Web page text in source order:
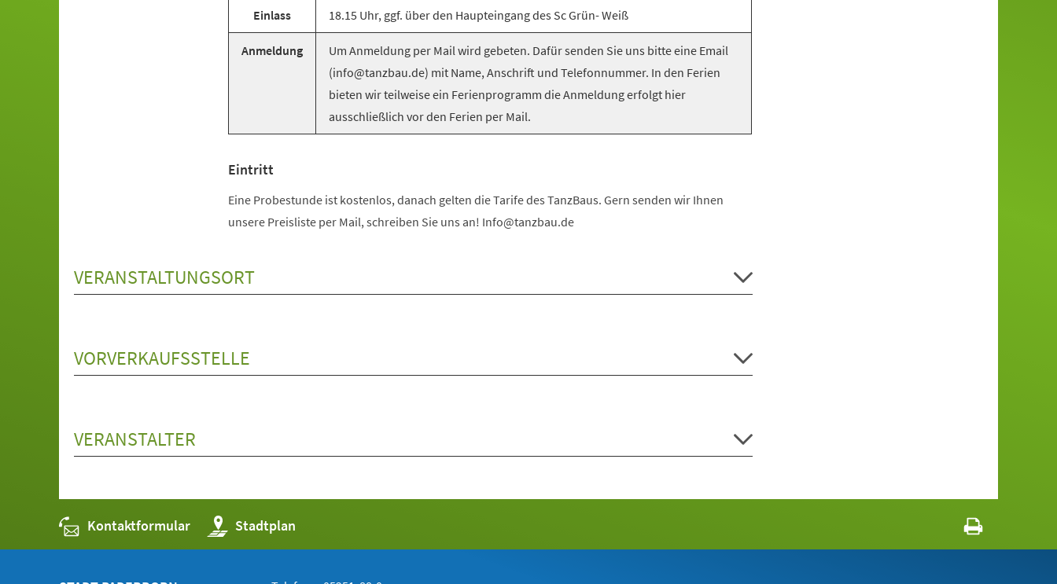
Einlass 18.15 Uhr, ggf. über den Haupteingang des Sc Grün- Weiß
Anmeldung
Um Anmeldung per Mail wird gebeten. Dafür senden Sie uns bitte eine Email
(info@tanzbau.de) mit Name, Anschrift und Telefonnummer. In den Ferien
bieten wir teilweise ein Ferienprogramm die Anmeldung erfolgt hier
ausschließlich vor den Ferien per Mail.
Eintritt
Eine Probestunde ist kostenlos, danach gelten die Tarife des TanzBaus. Gern senden wir Ihnen
unsere Preisliste per Mail, schreiben Sie uns an! Info@tanzbau.de
VERANSTALTUNGSORT
VORVERKAUFSSTELLE
VERANSTALTER
Kontaktformular Stadtplan
(Öffnet
in
einem